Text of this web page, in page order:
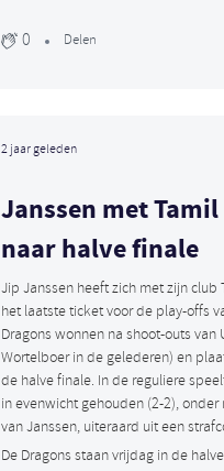
0 Delen
2 jaar geleden
Janssen met
naar halve finale
Jip Janssen heeft zich met zijn
het laatste ticket voor de play-offs
Dragons wonnen na shoot-outs van
Wortelboer in de gelederen) en
de halve finale. In de reguliere
in evenwicht gehouden (2-2),
van Janssen, uiteraard uit een
De Dragons staan vrijdag in de